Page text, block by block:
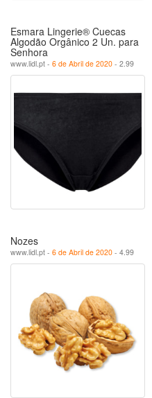
Esmara Lingerie® Cuecas
Algodão Orgânico 2 Un. para
Senhora
www.lidl.pt - 6 de Abril de 2020 - 2.99
Nozes
www.lidl.pt - 6 de Abril de 2020 - 4.99